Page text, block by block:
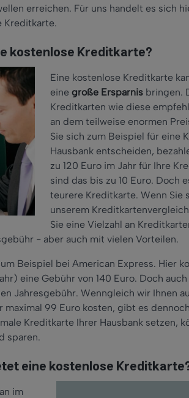
erreichen. Für uns handelt es sich
Kreditkarte.
kostenlose Kreditkarte?
Eine kostenlose Kreditkarte
eine große Ersparnis bringen.
Kreditkarten wie diese
an dem teilweise enormen
Sie sich zum Beispiel für eine
Hausbank entscheiden,
zu 120 Euro im Jahr für Ihre
sind das bis zu 10 Euro. Doch
teurere Kreditkarte. Wenn Sie
unserem
Sie eine Vielzahl an
- aber auch mit vielen Vorteilen.
Beispiel bei American Express. Hier
eine Gebühr von 140 Euro. Doch
Jahresgebühr. Wenngleich wir Ihnen
maximal 99 Euro kosten, gibt es
Kreditkarte Ihrer Hausbank setzen,
sparen.
eine kostenlose
im